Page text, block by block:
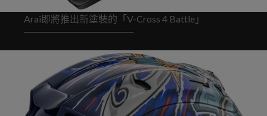
Arai即將推出新塗裝的「V-Cross 4 Battle」